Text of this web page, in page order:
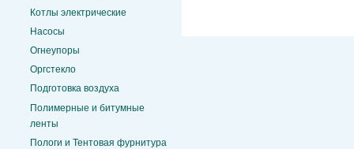
Котлы электрические
Насосы
Огнеупоры
Оргстекло
Подготовка воздуха
Полимерные и битумные
ленты
Пологи и Тентовая фурнитура